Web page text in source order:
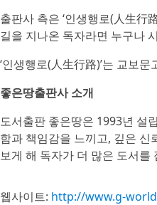
출판사 측은 ‘인생행로(人生行
길을 지나온 독자라면 누구나
‘인생행로(人生行路)’는 교보
좋은땅출판사 소개
도서출판 좋은땅은 1993년 설
함과 책임감을 느끼고, 깊은
보게 해 독자가 더 많은 도서
웹사이트: http://www.g-